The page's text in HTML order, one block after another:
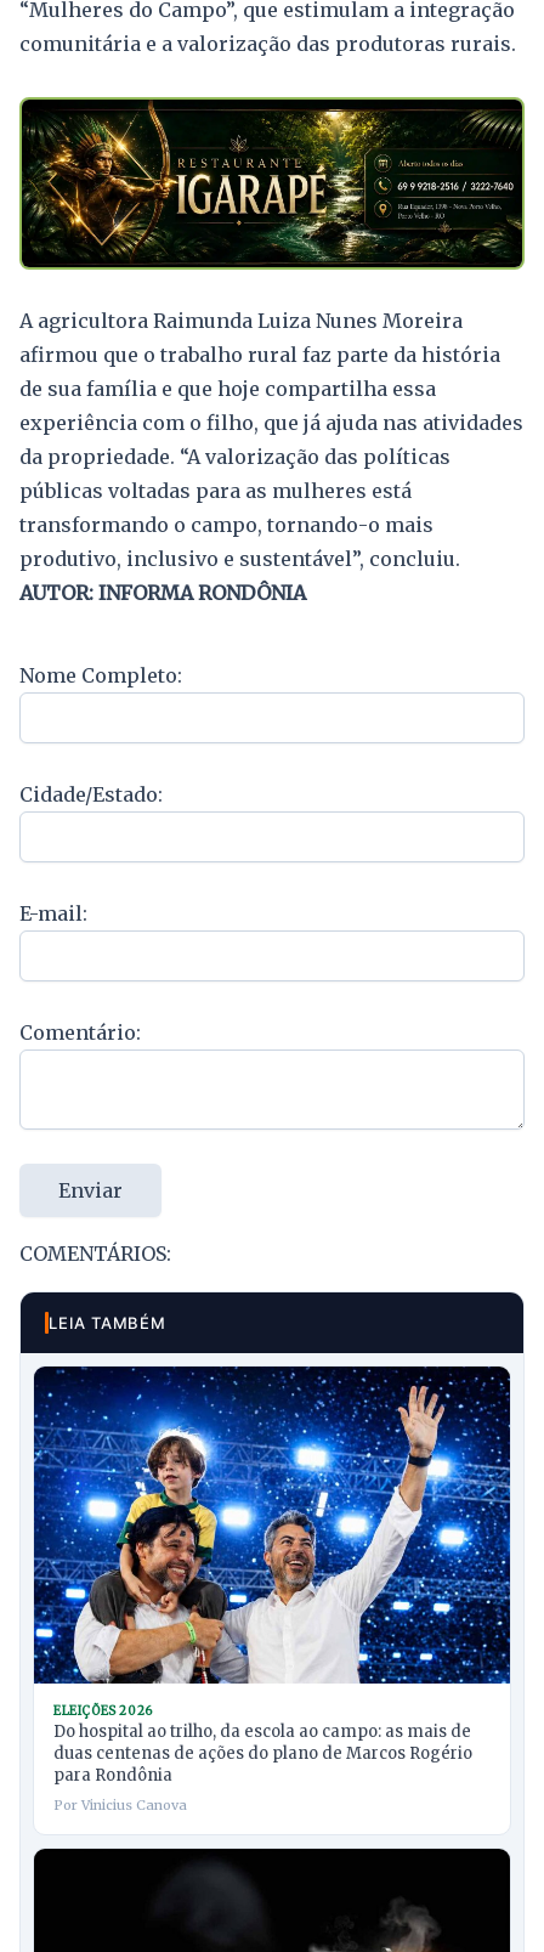
“Mulheres do Campo”, que estimulam a integração
comunitária e a valorização das produtoras rurais.
A agricultora Raimunda Luiza Nunes Moreira
afirmou que o trabalho rural faz parte da história
de sua família e que hoje compartilha essa
experiência com o filho, que já ajuda nas atividades
da propriedade. “A valorização das políticas
públicas voltadas para as mulheres está
transformando o campo, tornando-o mais
produtivo, inclusivo e sustentável”, concluiu.
AUTOR: INFORMA RONDÔNIA
Nome Completo:
Cidade/Estado:
E-mail:
Comentário:
Enviar
COMENTÁRIOS:
LEIA TAMBÉM
ELEIÇÕES 2026
Do hospital ao trilho, da escola ao campo: as mais de
duas centenas de ações do plano de Marcos Rogério
para Rondônia
Por Vinicius Canova